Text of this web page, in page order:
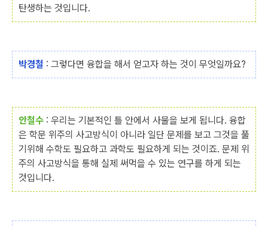
탄생하는 것입니다.
박경철 : 그렇다면 융합을 해서 얻고자 하는 것이 무엇일까요?
안철수 : 우리는 기본적인 틀 안에서 사물을 보게 됩니다. 융합
은 학문 위주의 사고방식이 아니라 일단 문제를 보고 그것을 풀
기위해 수학도 필요하고 과학도 필요하게 되는 것이죠. 문제 위
주의 사고방식을 통해 실제 써먹을 수 있는 연구를 하게 되는
것입니다.